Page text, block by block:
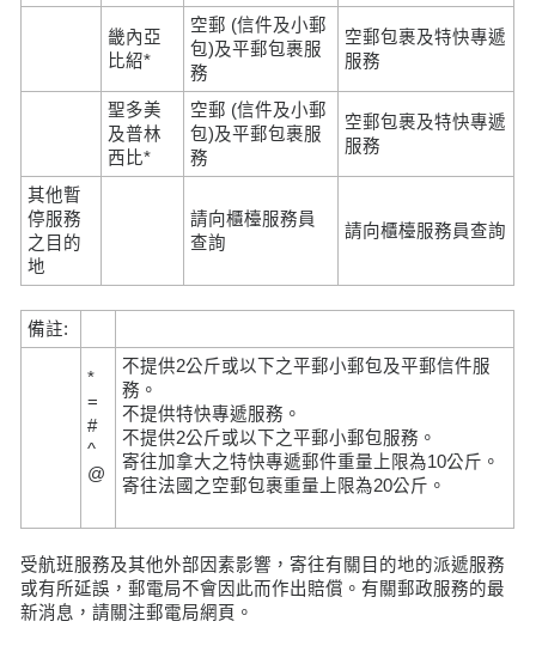
畿內亞
比紹*
空郵 (信件及小郵
包)及平郵包裹服
務
空郵包裹及特快專遞
服務
聖多美
及普林
西比*
空郵 (信件及小郵
包)及平郵包裹服
務
空郵包裹及特快專遞
服務
其他暫
停服務
之目的
地
請向櫃檯服務員
查詢
請向櫃檯服務員查詢
備註:
*
=
#
^
@
不提供2公斤或以下之平郵小郵包及平郵信件服
務。
不提供特快專遞服務。
不提供2公斤或以下之平郵小郵包服務。
寄往加拿大之特快專遞郵件重量上限為10公斤。
寄往法國之空郵包裹重量上限為20公斤。
受航班服務及其他外部因素影響，寄往有關目的地的派遞服務
或有所延誤，郵電局不會因此而作出賠償。有關郵政服務的最
新消息，請關注郵電局網頁。